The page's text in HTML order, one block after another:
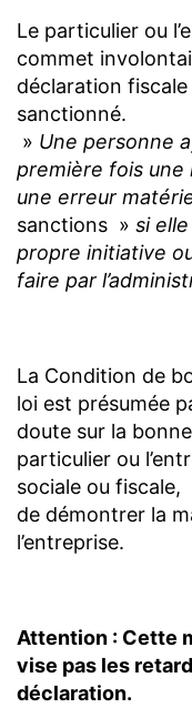
Le particulier ou
commet
déclaration
sanctionné.
» Une personne
première fois une
une erreur
sanctions » si
propre initiative
faire par
La Condition de
loi est présumée
doute sur la
particulier ou
sociale ou fiscale,
de démontrer la
l’entreprise.
Attention : Cette
vise pas les
déclaration.